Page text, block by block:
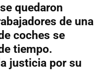
quedaron
de una
coches se
tiempo.
justicia por su